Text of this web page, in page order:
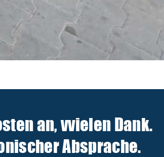
an, vvielen Dank.
Absprache.